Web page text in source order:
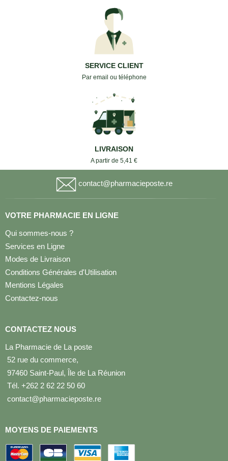
SERVICE CLIENT
Par email ou téléphone
LIVRAISON
A partir de 5,41 €
contact@pharmacieposte.re
VOTRE PHARMACIE EN LIGNE
Qui sommes-nous ?
Services en Ligne
Modes de Livraison
Conditions Générales d'Utilisation
Mentions Légales
Contactez-nous
CONTACTEZ NOUS
La Pharmacie de La poste
52 rue du commerce,
97460 Saint-Paul, Île de La Réunion
Tél. +262 2 62 22 50 60
contact@pharmacieposte.re
MOYENS DE PAIEMENTS